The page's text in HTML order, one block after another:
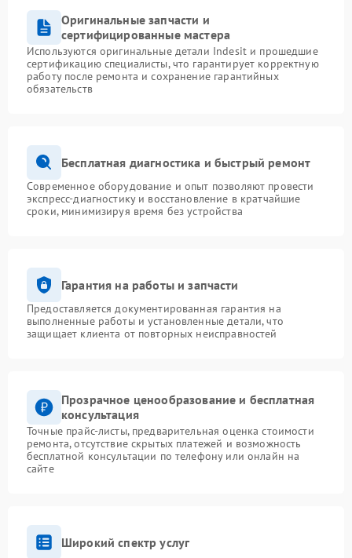
Оригинальные запчасти и
сертифицированные мастера
Используются оригинальные детали Indesit и прошедшие
сертификацию специалисты, что гарантирует корректную
работу после ремонта и сохранение гарантийных
обязательств
Бесплатная диагностика и быстрый ремонт
Современное оборудование и опыт позволяют провести
экспресс-диагностику и восстановление в кратчайшие
сроки, минимизируя время без устройства
Гарантия на работы и запчасти
Предоставляется документированная гарантия на
выполненные работы и установленные детали, что
защищает клиента от повторных неисправностей
Прозрачное ценообразование и бесплатная
консультация
Точные прайс-листы, предварительная оценка стоимости
ремонта, отсутствие скрытых платежей и возможность
бесплатной консультации по телефону или онлайн на
сайте
Широкий спектр услуг